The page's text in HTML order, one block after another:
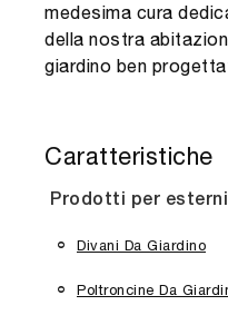
medesima cura
della nostra
giardino ben
Caratteristiche
Prodotti per esterni
Divani Da Giardino
Poltroncine Da